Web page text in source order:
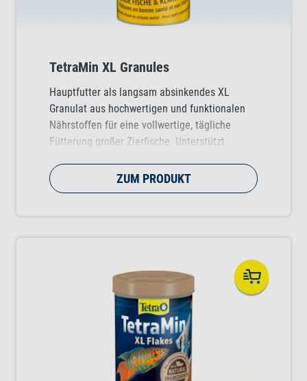
TetraMin XL Granules
Hauptfutter als langsam absinkendes XL
Granulat aus hochwertigen und funktionalen
Nährstoffen für eine vollwertige, tägliche
Fütterung großer Zierfische. Unterstützt
Farbenpracht.
ZUM PRODUKT